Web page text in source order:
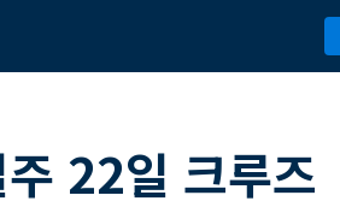
22일 크루즈